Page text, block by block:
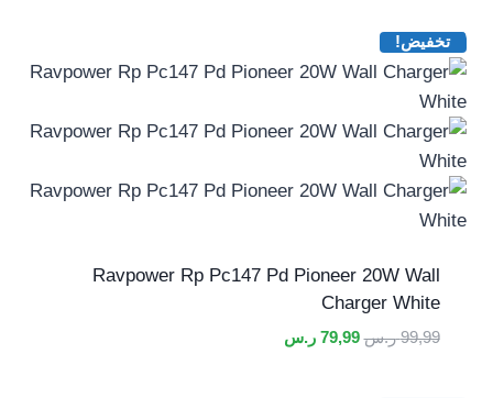
تخفيض!
Ravpower Rp Pc147 Pd Pioneer 20W Wall
Charger White
99,99 ر.س السعر
79,99 ر.س